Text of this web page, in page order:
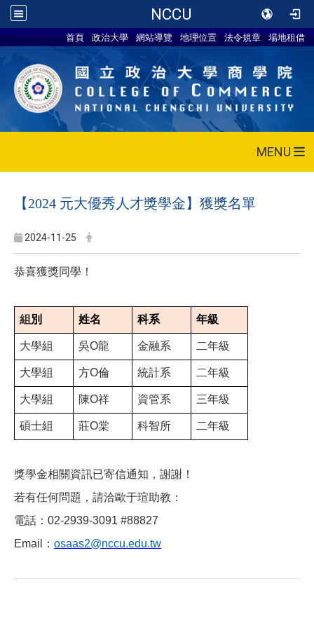
NCCU
首頁 政治大學 網站導覽 地理位置 法令規章 場地租借
MENU
【2024 元大優秀人才獎學金】獲獎名單
2024-11-25
恭喜獲獎同學！
組 別 姓名 科系 年級
大學組 吳O龍 金融系 二年級
大學組 方O倫 統計系 二年級
大學組 陳O祥 資管系 三年級
碩士組 莊O棠 科智所 二年級
獎學金相關資訊已寄信通知，謝謝！
若有任何問題，請洽歐于瑄助教：
電話：02-2939-3091 #88827
Email： osaas2@nccu.edu.tw